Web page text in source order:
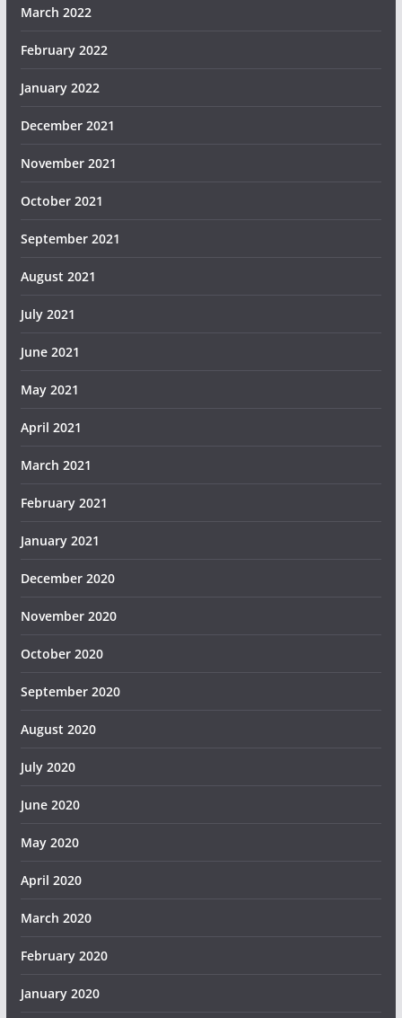
March 2022
February 2022
January 2022
December 2021
November 2021
October 2021
September 2021
August 2021
July 2021
June 2021
May 2021
April 2021
March 2021
February 2021
January 2021
December 2020
November 2020
October 2020
September 2020
August 2020
July 2020
June 2020
May 2020
April 2020
March 2020
February 2020
January 2020